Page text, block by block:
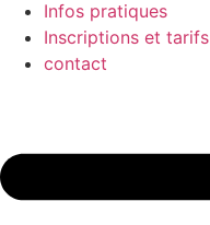
Infos pratiques
Inscriptions et tarifs
contact